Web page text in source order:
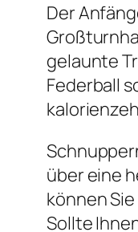
Der
gelaunte
Federball
über eine
können
Sollte